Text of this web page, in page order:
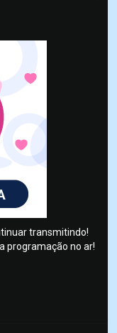
transmitindo!
programação no ar!